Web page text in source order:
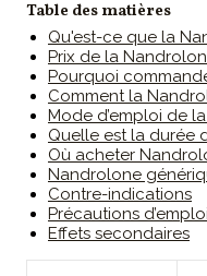
Table des matières
Qu'est-ce que la
Prix de la
Pourquoi
Comment la
Mode d’emploi de
Quelle est la durée
Où acheter
Nandrolone
Contre-indications
Précautions d’emploi
Effets secondaires